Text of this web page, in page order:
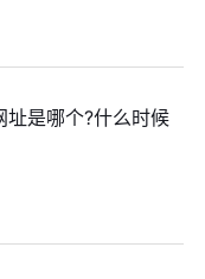
是哪个?什么时候